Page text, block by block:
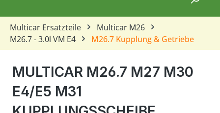
Multicar Ersatzteile
Multicar M26
M26.7 - 3.0l VM E4
M26.7 Kupplung & Getriebe
MULTICAR M26.7 M27 M30
E4/E5 M31